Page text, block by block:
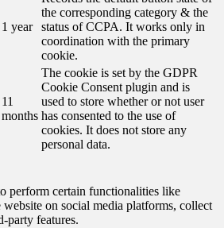
1 year
the corresponding category & the
status of CCPA. It works only in
coordination with the primary
cookie.
11
months
The cookie is set by the GDPR
Cookie Consent plugin and is
used to store whether or not user
has consented to the use of
cookies. It does not store any
personal data.
perform certain functionalities like
on social media platforms, collect
party features.